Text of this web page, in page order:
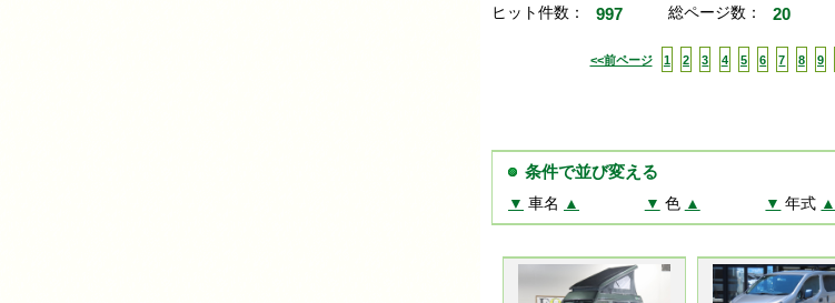
ヒット件数： 997 総ページ数： 20
<<前ページ 1 2 3 4 5 6 7 8 9
条件で並び変える
▼ 車名 ▲ ▼ 色 ▲ ▼ 年式 ▲